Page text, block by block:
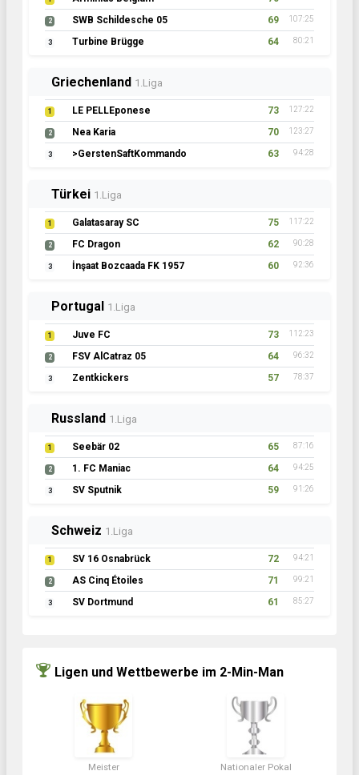
2 SWB Schildesche 05 69 107:25
3 Turbine Brügge 64 80:21
Griechenland 1.Liga
1 LE PELLEponese 73 127:22
2 Nea Karia 70 123:27
3 >GerstenSaftKommando 63 94:28
Türkei 1.Liga
1 Galatasaray SC 75 117:22
2 FC Dragon 62 90:28
3 İnşaat Bozcaada FK 1957 60 92:36
Portugal 1.Liga
1 Juve FC 73 112:23
2 FSV AlCatraz 05 64 96:32
3 Zentkickers 57 78:37
Russland 1.Liga
1 Seebär 02 65 87:16
2 1. FC Maniac 64 94:25
3 SV Sputnik 59 91:26
Schweiz 1.Liga
1 SV 16 Osnabrück 72 94:21
2 AS Cinq Étoiles 71 99:21
3 SV Dortmund 61 85:27
Ligen und Wettbewerbe im 2-Min-Man
Meister Nationaler Pokal